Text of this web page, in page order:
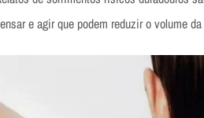
e agir que podem reduzir o volume